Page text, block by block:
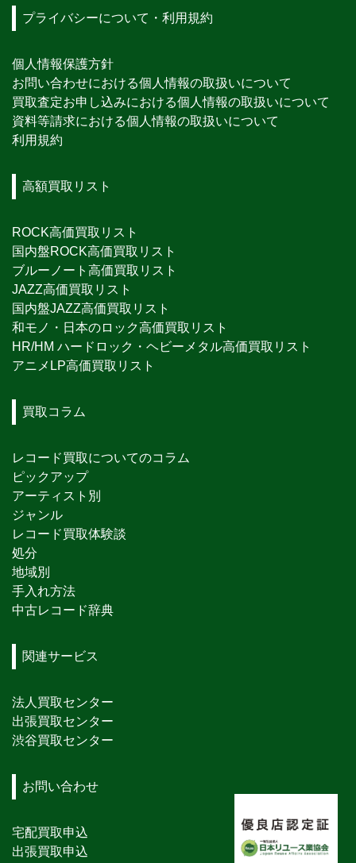
プライバシーについて・利用規約
個人情報保護方針
お問い合わせにおける個人情報の取扱いについて
買取査定お申し込みにおける個人情報の取扱いについて
資料等請求における個人情報の取扱いについて
利用規約
高額買取リスト
ROCK高価買取リスト
国内盤ROCK高価買取リスト
ブルーノート高価買取リスト
JAZZ高価買取リスト
国内盤JAZZ高価買取リスト
和モノ・日本のロック高価買取リスト
HR/HM ハードロック・ヘビーメタル高価買取リスト
アニメLP高価買取リスト
買取コラム
レコード買取についてのコラム
ピックアップ
アーティスト別
ジャンル
レコード買取体験談
処分
地域別
手入れ方法
中古レコード辞典
関連サービス
法人買取センター
出張買取センター
渋谷買取センター
お問い合わせ
宅配買取申込
出張買取申込